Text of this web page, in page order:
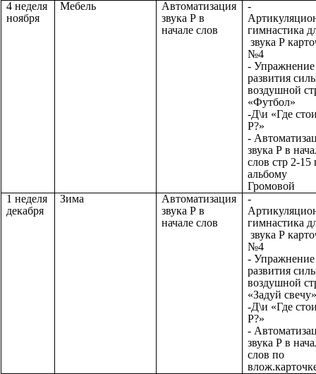
4 неделя
ноября
Мебель
Автоматизация
звука Р в
начале слов
-
гимнастика
звука Р
№4
- Упражнение
развития
воздушной
«Футбол»
-Д\и «Где
Р?»
-
звука Р в
слов стр 2-15
альбому
Громовой
1 неделя
декабря
Зима
Автоматизация
звука Р в
начале слов
-
гимнастика
звука Р
№4
- Упражнение
развития
воздушной
«Задуй свечу»
-Д\и «Где
Р?»
-
звука Р в
слов по